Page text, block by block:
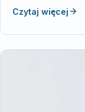
Czytaj więcej